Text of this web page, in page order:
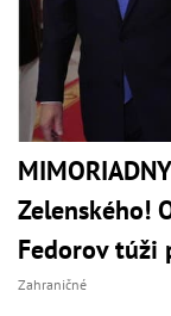
Zelenského!
Fedorov túži
Zahraničné